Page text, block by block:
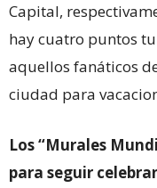
Capital,
hay cuatro puntos
aquellos fanáticos
ciudad para
Los “Murales
para seguir